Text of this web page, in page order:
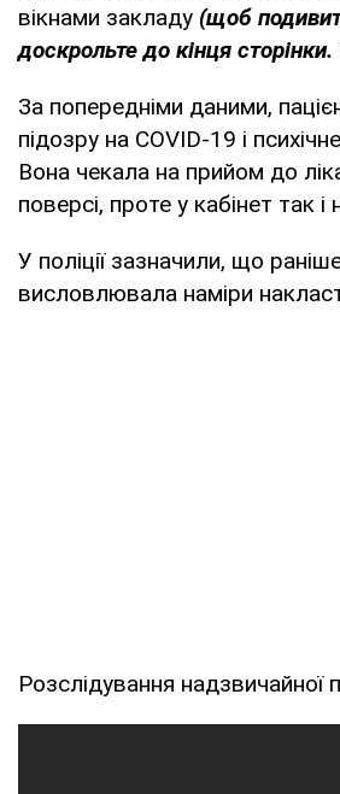
вікнами закладу (щоб
доскрольте до кінця
За попередніми даними,
підозру на COVID-19 і
Вона чекала на прийом до
поверсі, проте у кабінет так
У поліції зазначили, що
висловлювала наміри
Розслідування надзвичайної